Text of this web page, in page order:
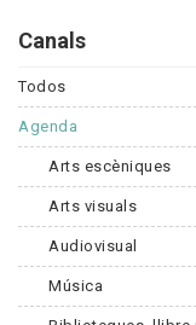
Canals
Todos
Agenda
Arts escèniques
Arts visuals
Audiovisual
Música